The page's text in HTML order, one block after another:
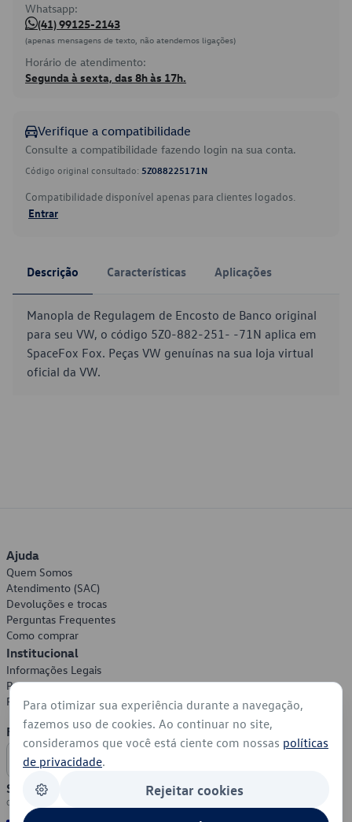
Whatsapp:
(41) 99125-2143
(apenas mensagens de texto, não atendemos ligações)
Horário de atendimento:
Segunda à sexta, das 8h às 17h.
Verifique a compatibilidade
Consulte a compatibilidade fazendo login na sua conta.
Código original consultado: 5Z088225171N
Compatibilidade disponível apenas para clientes logados.
Entrar
Descrição Características Aplicações
Manopla de Regulagem de Encosto de Banco original
para seu VW, o código 5Z0-882-251- -71N aplica em
SpaceFox Fox. Peças VW genuínas na sua loja virtual
oficial da VW.
Ajuda
Quem Somos
Atendimento (SAC)
Devoluções e trocas
Perguntas Frequentes
Como comprar
Institucional
Informações Legais
Política de Privacidade
Política de Cookies
Formas de Pagamento
Segurança
Para otimizar sua experiência durante a navegação,
fazemos uso de cookies. Ao continuar no site,
consideramos que você está ciente com nossas políticas
de privacidade.
Rejeitar cookies